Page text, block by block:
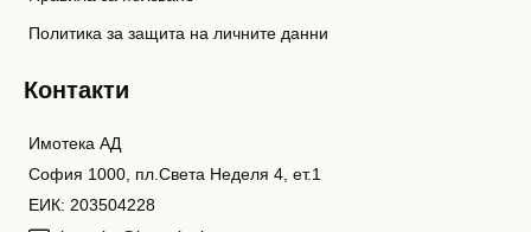
Политика за защита на личните данни
Контакти
Имотека АД
София 1000, пл.Света Неделя 4, ет.1
ЕИК: 203504228